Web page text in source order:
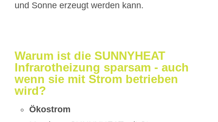
und Sonne erzeugt werden kann.
Warum ist die SUNNYHEAT
Infrarotheizung sparsam - auch
wenn sie mit Strom betrieben
wird?
Ökostrom